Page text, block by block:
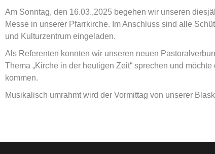
Am Sonntag, den 16.03.,2025 begehen wir unseren
Messe in unserer Pfarrkirche. Im Anschluss sind alle
und Kulturzentrum eingeladen.
Als Referenten konnten wir unseren neuen
Thema „Kirche in der heutigen Zeit“ sprechen und
kommen.
Musikalisch umrahmt wird der Vormittag von unserer